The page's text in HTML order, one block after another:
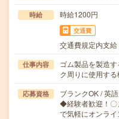
時給 時給1200円
交通費
交通費規定内支給
仕事内容
ゴム製品を製造
ク周りに使用す
応募資格
ブランクOK / 英
◆経験者歓迎！〇
で気軽にオンラ